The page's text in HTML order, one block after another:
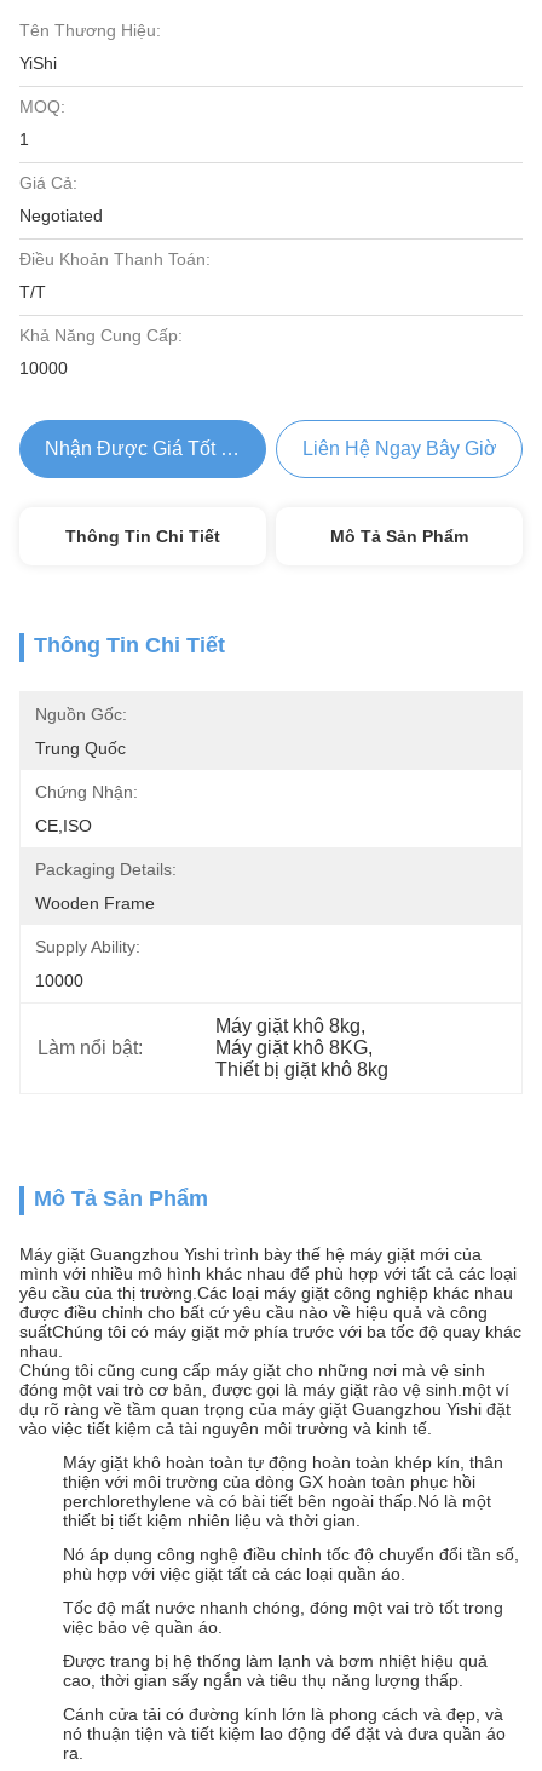
Tên Thương Hiệu:
YiShi
MOQ:
1
Giá Cả:
Negotiated
Điều Khoản Thanh Toán:
T/T
Khả Năng Cung Cấp:
10000
Nhận Được Giá Tốt Nhất Liên Hệ Ngay Bây Giờ
Thông Tin Chi Tiết Mô Tả Sản Phẩm
Thông Tin Chi Tiết
Nguồn Gốc:
Trung Quốc
Chứng Nhận:
CE,ISO
Packaging Details:
Wooden Frame
Supply Ability:
10000
Làm nổi bật:
Máy giặt khô 8kg,
Máy giặt khô 8KG,
Thiết bị giặt khô 8kg
Mô Tả Sản Phẩm
Máy giặt Guangzhou Yishi trình bày thế hệ máy giặt mới của
mình với nhiều mô hình khác nhau để phù hợp với tất cả các loại
yêu cầu của thị trường.Các loại máy giặt công nghiệp khác nhau
được điều chỉnh cho bất cứ yêu cầu nào về hiệu quả và công
suấtChúng tôi có máy giặt mở phía trước với ba tốc độ quay khác
nhau.
Chúng tôi cũng cung cấp máy giặt cho những nơi mà vệ sinh
đóng một vai trò cơ bản, được gọi là máy giặt rào vệ sinh.một ví
dụ rõ ràng về tầm quan trọng của máy giặt Guangzhou Yishi đặt
vào việc tiết kiệm cả tài nguyên môi trường và kinh tế.
Máy giặt khô hoàn toàn tự động hoàn toàn khép kín, thân
thiện với môi trường của dòng GX hoàn toàn phục hồi
perchlorethylene và có bài tiết bên ngoài thấp.Nó là một
thiết bị tiết kiệm nhiên liệu và thời gian.
Nó áp dụng công nghệ điều chỉnh tốc độ chuyển đổi tần số,
phù hợp với việc giặt tất cả các loại quần áo.
Tốc độ mất nước nhanh chóng, đóng một vai trò tốt trong
việc bảo vệ quần áo.
Được trang bị hệ thống làm lạnh và bơm nhiệt hiệu quả
cao, thời gian sấy ngắn và tiêu thụ năng lượng thấp.
Cánh cửa tải có đường kính lớn là phong cách và đẹp, và
nó thuận tiện và tiết kiệm lao động để đặt và đưa quần áo
ra.